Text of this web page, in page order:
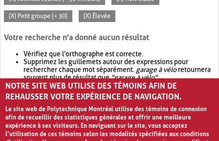
(X) Petit groupe (< 30) (X) Élevée
Votre recherche n'a donné aucun résultat
Vérifiez que l'orthographe est correcte.
Supprimez les guillemets autour des expressions pour
rechercher chaque mot séparément. garage à véloretournera
souvent plus de résultat que"garage à vélo".
Envisagez d'élargir votre recherche avec OR.garage OR vélo
retournera souvent plus de résultat quegarage à vélo
NOTRE SITE WEB UTILISE DES TÉMOINS AFIN DE
REHAUSSER VOTRE EXPÉRIENCE DE NAVIGATION.
Le site web de Polytechnique Montréal utilise des témoins de connexion
afin de recueillir des statistiques générales et offrir une meilleure
expérience à ses visiteurs. En naviguant sur le site, vous acceptez
l’utilisation de ces témoins selon les modalités spécifiées aux conditions